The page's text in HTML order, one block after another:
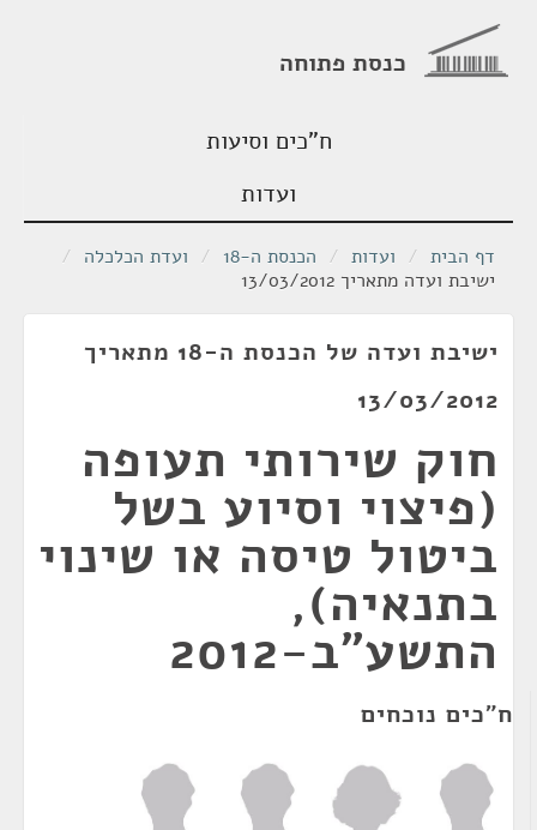
כנסת פתוחה
ח"כים וסיעות
ועדות
דף הבית / ועדות / הכנסת ה-18 / ועדת הכלכלה /
ישיבת ועדה מתאריך 13/03/2012
ישיבת ועדה של הכנסת ה-18 מתאריך
13/03/2012
חוק שירותי תעופה
(פיצוי וסיוע בשל
ביטול טיסה או שינוי
בתנאיה),
התשע"ב-2012
ח"כים נוכחים